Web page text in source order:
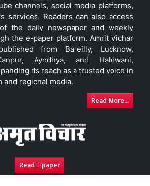
channels, social media platforms,
services. Readers can also access
the daily newspaper and weekly
the e-paper platform. Amrit Vichar
from Bareilly, Lucknow,
Ayodhya, and Haldwani,
its reach as a trusted voice in
and regional media.
Read More...
Read E-paper